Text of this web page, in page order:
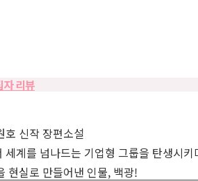
자 리뷰
호 신작 장편소설
세계를 넘나드는 기업형 그룹을 탄생시키
현실로 만들어낸 인물, 백광!